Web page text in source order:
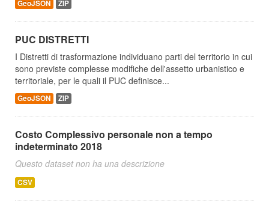
GeoJSON ZIP
PUC DISTRETTI
I Distretti di trasformazione individuano parti del territorio in cui
sono previste complesse modifiche dell'assetto urbanistico e
territoriale, per le quali il PUC definisce...
GeoJSON ZIP
Costo Complessivo personale non a tempo
indeterminato 2018
Questo dataset non ha una descrizione
CSV